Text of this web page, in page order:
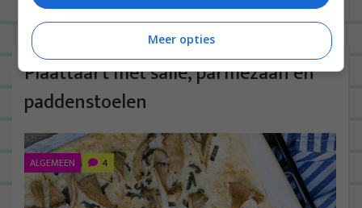
Plaattaart met salie, parmezaan en
paddenstoelen
ALGEMEEN 4
Meer opties